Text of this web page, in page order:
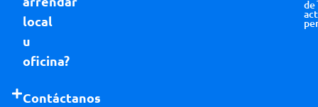
local
u
oficina?
Contáctanos
de